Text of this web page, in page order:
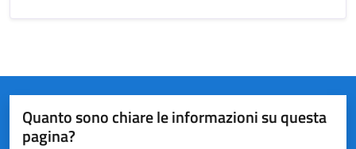
Quanto sono chiare le informazioni su questa
pagina?